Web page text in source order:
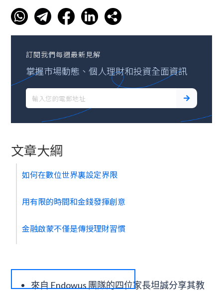
來自 Endowus 團隊的四位家長坦誠分享其教
訂閱我們每週最新見解
掌握市場動態、個人理財和投資全面資訊
文章大綱
如何在數位世界裏設定界限
用有限的時間和金錢發揮創意
金融啟蒙不僅是傳授理財習慣